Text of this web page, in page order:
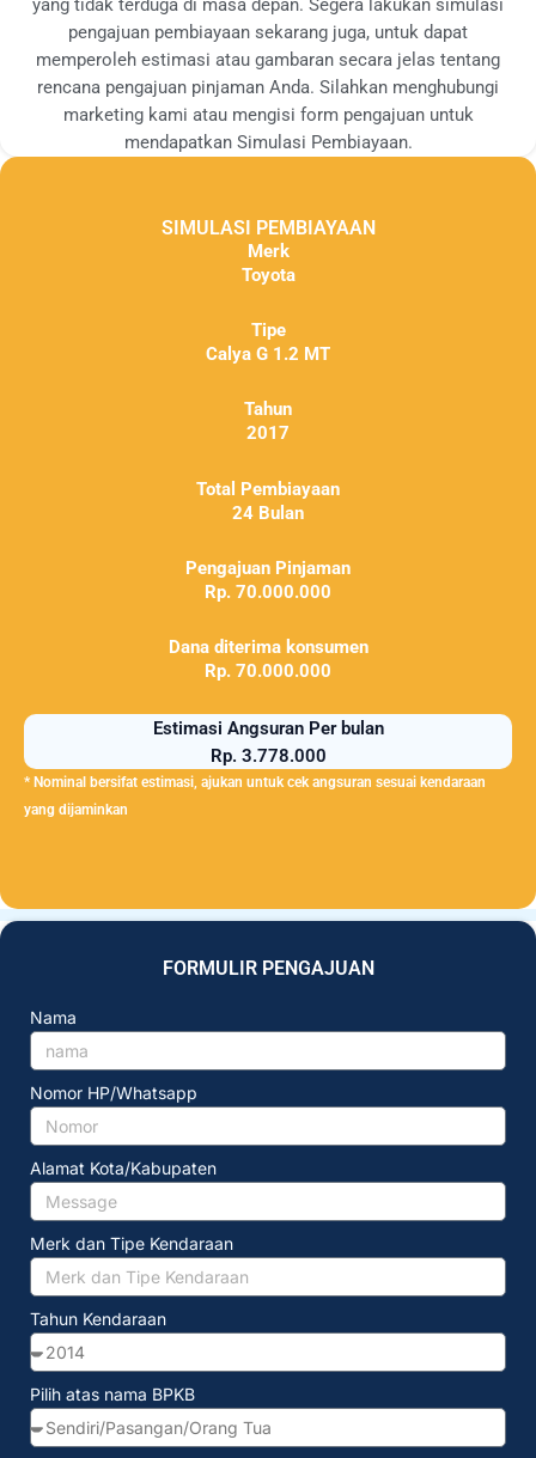
yang tidak terduga di masa depan. Segera lakukan simulasi
pengajuan pembiayaan sekarang juga, untuk dapat
memperoleh estimasi atau gambaran secara jelas tentang
rencana pengajuan pinjaman Anda. Silahkan menghubungi
marketing kami atau mengisi form pengajuan untuk
mendapatkan Simulasi Pembiayaan.
SIMULASI PEMBIAYAAN
Merk
Toyota
Tipe
Calya G 1.2 MT
Tahun
2017
Total Pembiayaan
24 Bulan
Pengajuan Pinjaman
Rp. 70.000.000
Dana diterima konsumen
Rp. 70.000.000
Estimasi Angsuran Per bulan
Rp. 3.778.000
* Nominal bersifat estimasi, ajukan untuk cek angsuran sesuai kendaraan
yang dijaminkan
FORMULIR PENGAJUAN
Nama
Nomor HP/Whatsapp
Alamat Kota/Kabupaten
Merk dan Tipe Kendaraan
Tahun Kendaraan
Pilih atas nama BPKB